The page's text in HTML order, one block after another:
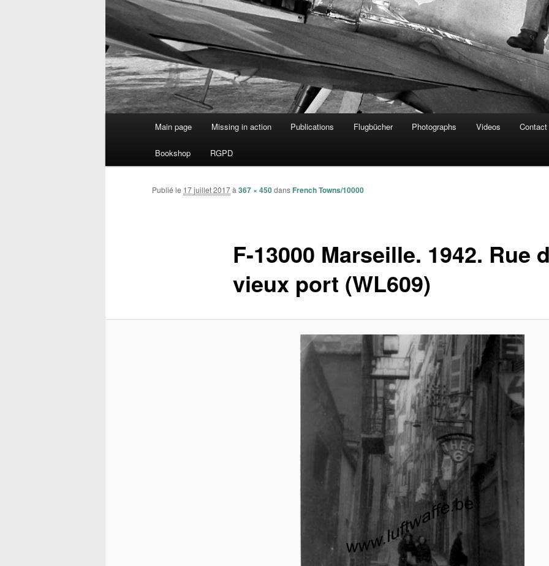
Aller
au
contenu
Main page Missing in action Publications Flugbücher Photographs Videos
Bookshop RGPD
F-13000 Marseille. 1942. Rue
vieux port (WL609)
Publié le 17 juillet 2017à367 × 450dans French Towns/10000